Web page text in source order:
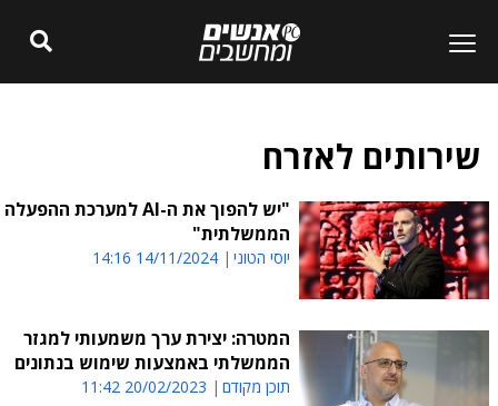
שירותים לאזרח
"יש להפוך את ה-AI למערכת ההפעלה
הממשלתית"
יוסי הטוני 14/11/2024 14:16
המטרה: יצירת ערך משמעותי למגזר
הממשלתי באמצעות שימוש בנתונים
תוכן מקודם 20/02/2023 11:42